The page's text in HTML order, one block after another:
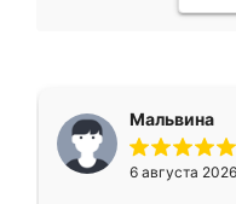
Мальвина
6 августа 2026